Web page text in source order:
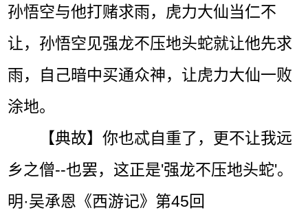
孙悟空与他打赌求雨，虎力大仙当仁不
让，孙悟空见强龙不压地头蛇就让他先求
雨，自己暗中买通众神，让虎力大仙一败
涂地。
【典故】你也忒自重了，更不让我远
乡之僧--也罢，这正是'强龙不压地头蛇'。
明·吴承恩《西游记》第45回